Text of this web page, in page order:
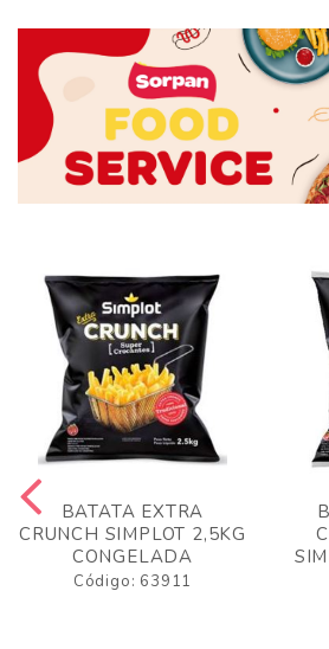
BATATA EXTRA
CRUNCH SIMPLOT 2,5KG
CONGELADA
Código: 63911